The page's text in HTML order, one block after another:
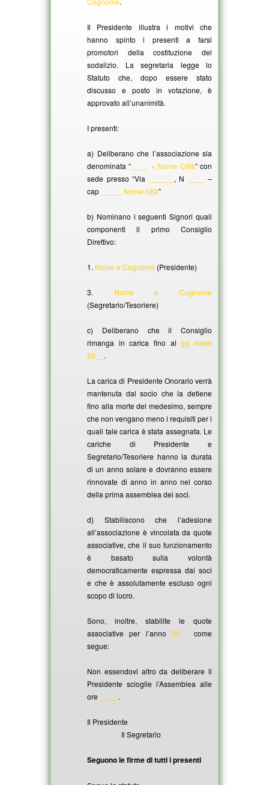
Il Presidente illustra i motivi che
hanno spinto i presenti a farsi
promotori della costituzione del
sodalizio. La segretaria legge lo
Statuto che, dopo essere stato
discusso e posto in votazione, è
approvato all’unanimità.
I presenti:
a) Deliberano che l’associazione sia
denominata “ ____ + Nome Città” con
sede presso “Via
, N
–
cap
_____ Nome città”
b) Nominano i seguenti Signori quali
componenti il primo Consiglio
Direttivo:
1. Nome e Cognome (Presidente)
3. Nome e Cognome
(Segretario/Tesoriere)
c) Deliberano che il Consiglio
rimanga in carica fino algg mese
20__ .
La carica di Presidente Onorario verrà
mantenuta dal socio che la detiene
fino alla morte del medesimo, sempre
che non vengano meno i requisiti per i
quali tale carica è stata assegnata. Le
cariche di Presidente e
Segretario/Tesoriere hanno la durata
di un anno solare e dovranno essere
rinnovate di anno in anno nel corso
della prima assemblea dei soci.
d) Stabiliscono che l’adesione
all’associazione è vincolata da quote
associative, che il suo funzionamento
è basato sulla volontà
democraticamente espressa dai soci
e che è assolutamente escluso ogni
scopo di lucro.
Sono, inoltre, stabilite le quote
associative per l’anno 20__
come
segue:
Non essendovi altro da deliberare il
Presidente scioglie l’Assemblea alle
ore __:__ .
Il Presidente
Il Segretario
Seguono le firme di tutti i presenti